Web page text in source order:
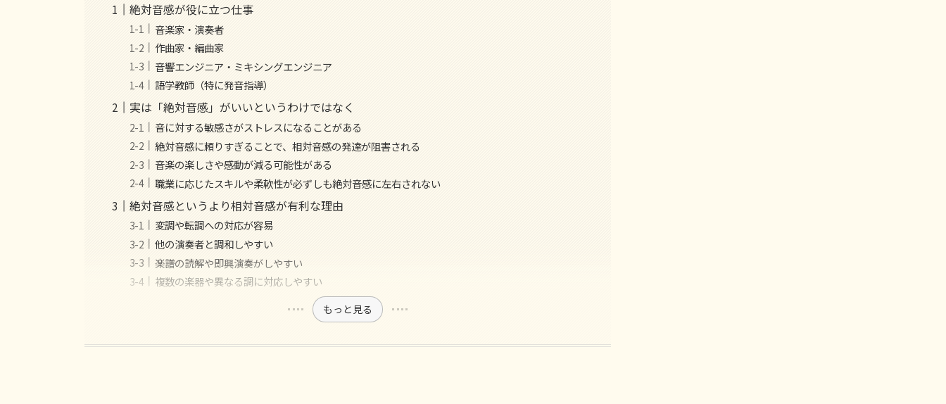
絶対音感が役に立つ仕事
音楽家・演奏者
作曲家・編曲家
音響エンジニア・ミキシングエンジニア
語学教師（特に発音指導）
実は「絶対音感」がいいというわけではなく
音に対する敏感さがストレスになることがある
絶対音感に頼りすぎることで、相対音感の発達が阻害される
音楽の楽しさや感動が減る可能性がある
職業に応じたスキルや柔軟性が必ずしも絶対音感に左右されない
絶対音感というより相対音感が有利な理由
変調や転調への対応が容易
他の演奏者と調和しやすい
楽譜の読解や即興演奏がしやすい
複数の楽器や異なる調に対応しやすい
もっと見る